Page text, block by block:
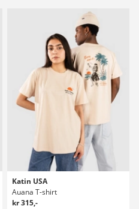
Katin USA
Auana T-shirt
kr 315,-